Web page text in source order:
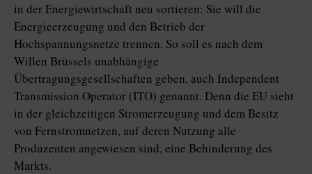
in der Energiewirtschaft neu sortieren: Sie will die
Energieerzeugung und den Betrieb der
Hochspannungsnetze trennen. So soll es nach dem
Willen Brüssels unabhängige
Übertragungsgesellschaften geben, auch Independent
Transmission Operator (ITO) genannt. Denn die EU sieht
in der gleichzeitigen Stromerzeugung und dem Besitz
von Fernstromnetzen, auf deren Nutzung alle
Produzenten angewiesen sind, eine Behinderung des
Markts.